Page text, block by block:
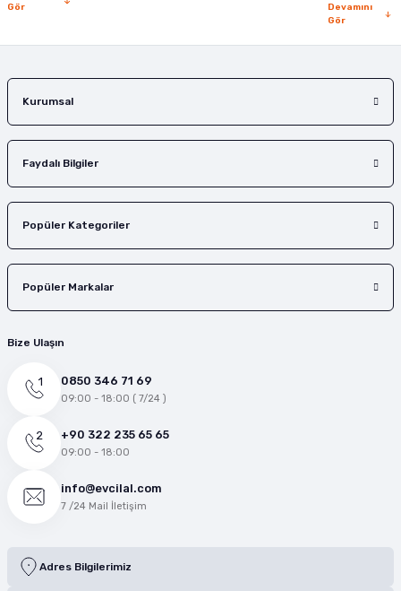
Gör
Devamını
Gör
Kurumsal
Faydalı Bilgiler
Popüler Kategoriler
Popüler Markalar
Bize Ulaşın
0850 346 71 69
09:00 - 18:00 ( 7/24 )
+90 322 235 65 65
09:00 - 18:00
info@evcilal.com
7 /24 Mail İletişim
Adres Bilgilerimiz